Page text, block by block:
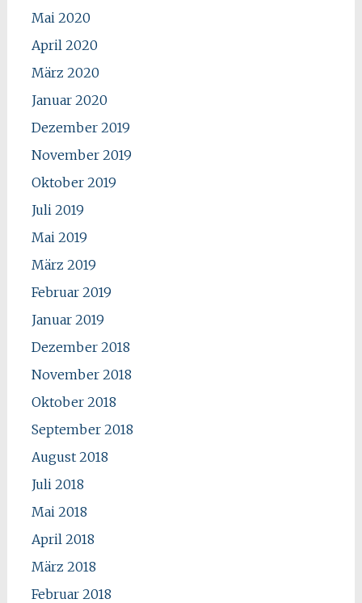
Mai 2020
April 2020
März 2020
Januar 2020
Dezember 2019
November 2019
Oktober 2019
Juli 2019
Mai 2019
März 2019
Februar 2019
Januar 2019
Dezember 2018
November 2018
Oktober 2018
September 2018
August 2018
Juli 2018
Mai 2018
April 2018
März 2018
Februar 2018